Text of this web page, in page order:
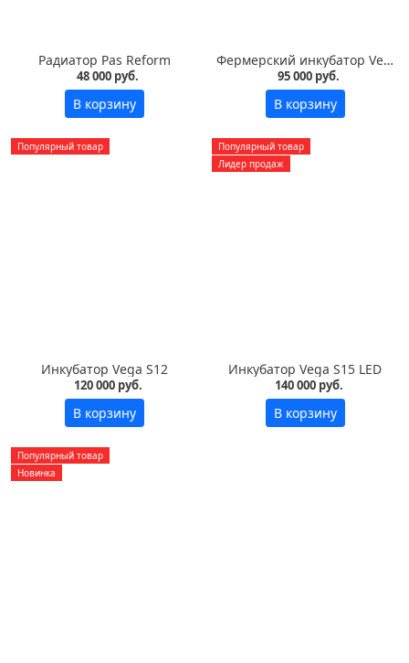
Радиатор Pas Reform
48 000 руб.
В корзину
Фермерский инкубатор Vega S7 LED на 700 яиц
95 000 руб.
В корзину
Популярный товар
Инкубатор Vega S12
120 000 руб.
В корзину
Популярный товар
Лидер продаж
Инкубатор Vega S15 LED
140 000 руб.
В корзину
Популярный товар
Новинка